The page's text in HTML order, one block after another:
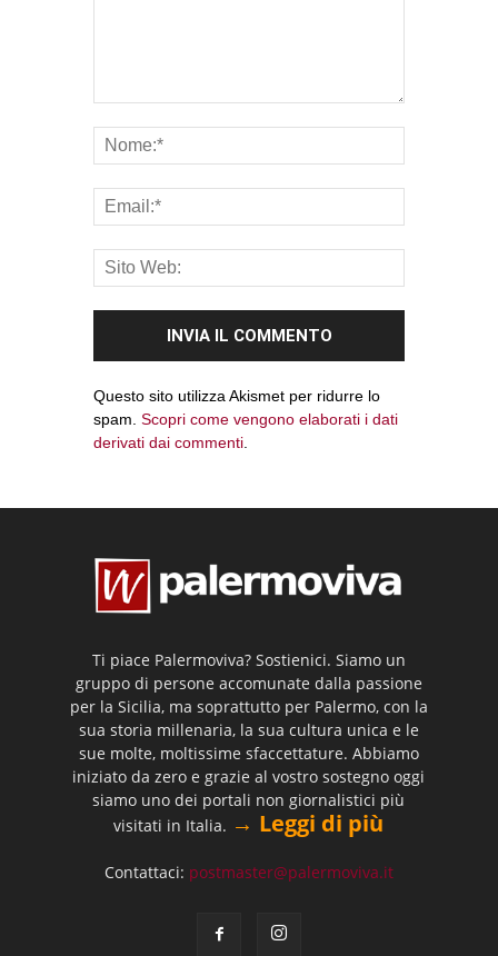
Questo sito utilizza Akismet per ridurre lo
spam. Scopri come vengono elaborati i dati
derivati dai commenti
Ti piace Palermoviva? Sostienici. Siamo un
gruppo di persone accomunate dalla passione
per la Sicilia, ma soprattutto per Palermo, con la
sua storia millenaria, la sua cultura unica e le
sue molte, moltissime sfaccettature. Abbiamo
iniziato da zero e grazie al vostro sostegno oggi
siamo uno dei portali non giornalistici più
visitati in Italia. → Leggi di più
Contattaci: postmaster@palermoviva.it